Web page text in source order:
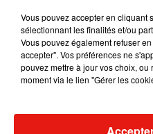
7 août 2026
Angèle
Vous pouvez accepter en cliquant
sélectionnant les finalités et/ou
Vous pouvez également refuser
accepter". Vos préférences ne
pouvez mettre à jour vos choix,
moment via le lien "Gérer les